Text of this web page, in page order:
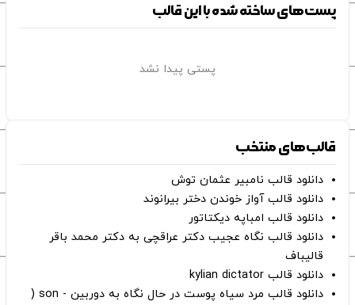
پست‌های ساخته شده با این قالب
پستی پیدا نشد
قالب‌های منتخب
دانلود قالب نامبیر عثمان ‌توش
دانلود قالب آواز خوندن دختر بیرانوند
دانلود قالب امباپه دیکتاتور
دانلود قالب نگاه عجیب دکتر عراقچی به دکتر محمد باقر
قالیباف
دانلود قالب kylian dictator
دانلود قالب مرد سیاه پوست در حال نگاه به دوربین - son (